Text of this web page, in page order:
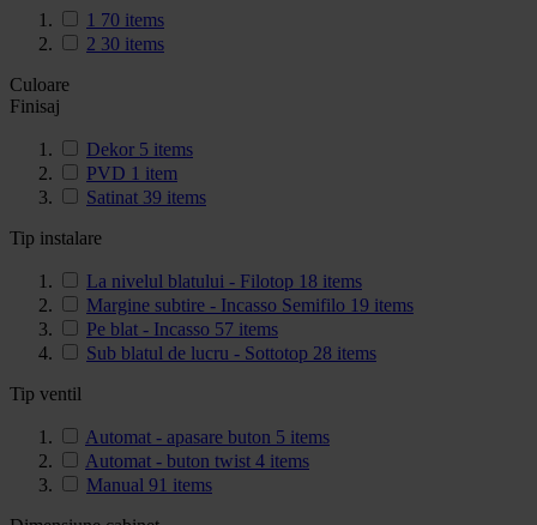
1 70 items
2 30 items
Culoare
Finisaj
Dekor 5 items
PVD 1 item
Satinat 39 items
Tip instalare
La nivelul blatului - Filotop 18 items
Margine subtire - Incasso Semifilo 19 items
Pe blat - Incasso 57 items
Sub blatul de lucru - Sottotop 28 items
Tip ventil
Automat - apasare buton 5 items
Automat - buton twist 4 items
Manual 91 items